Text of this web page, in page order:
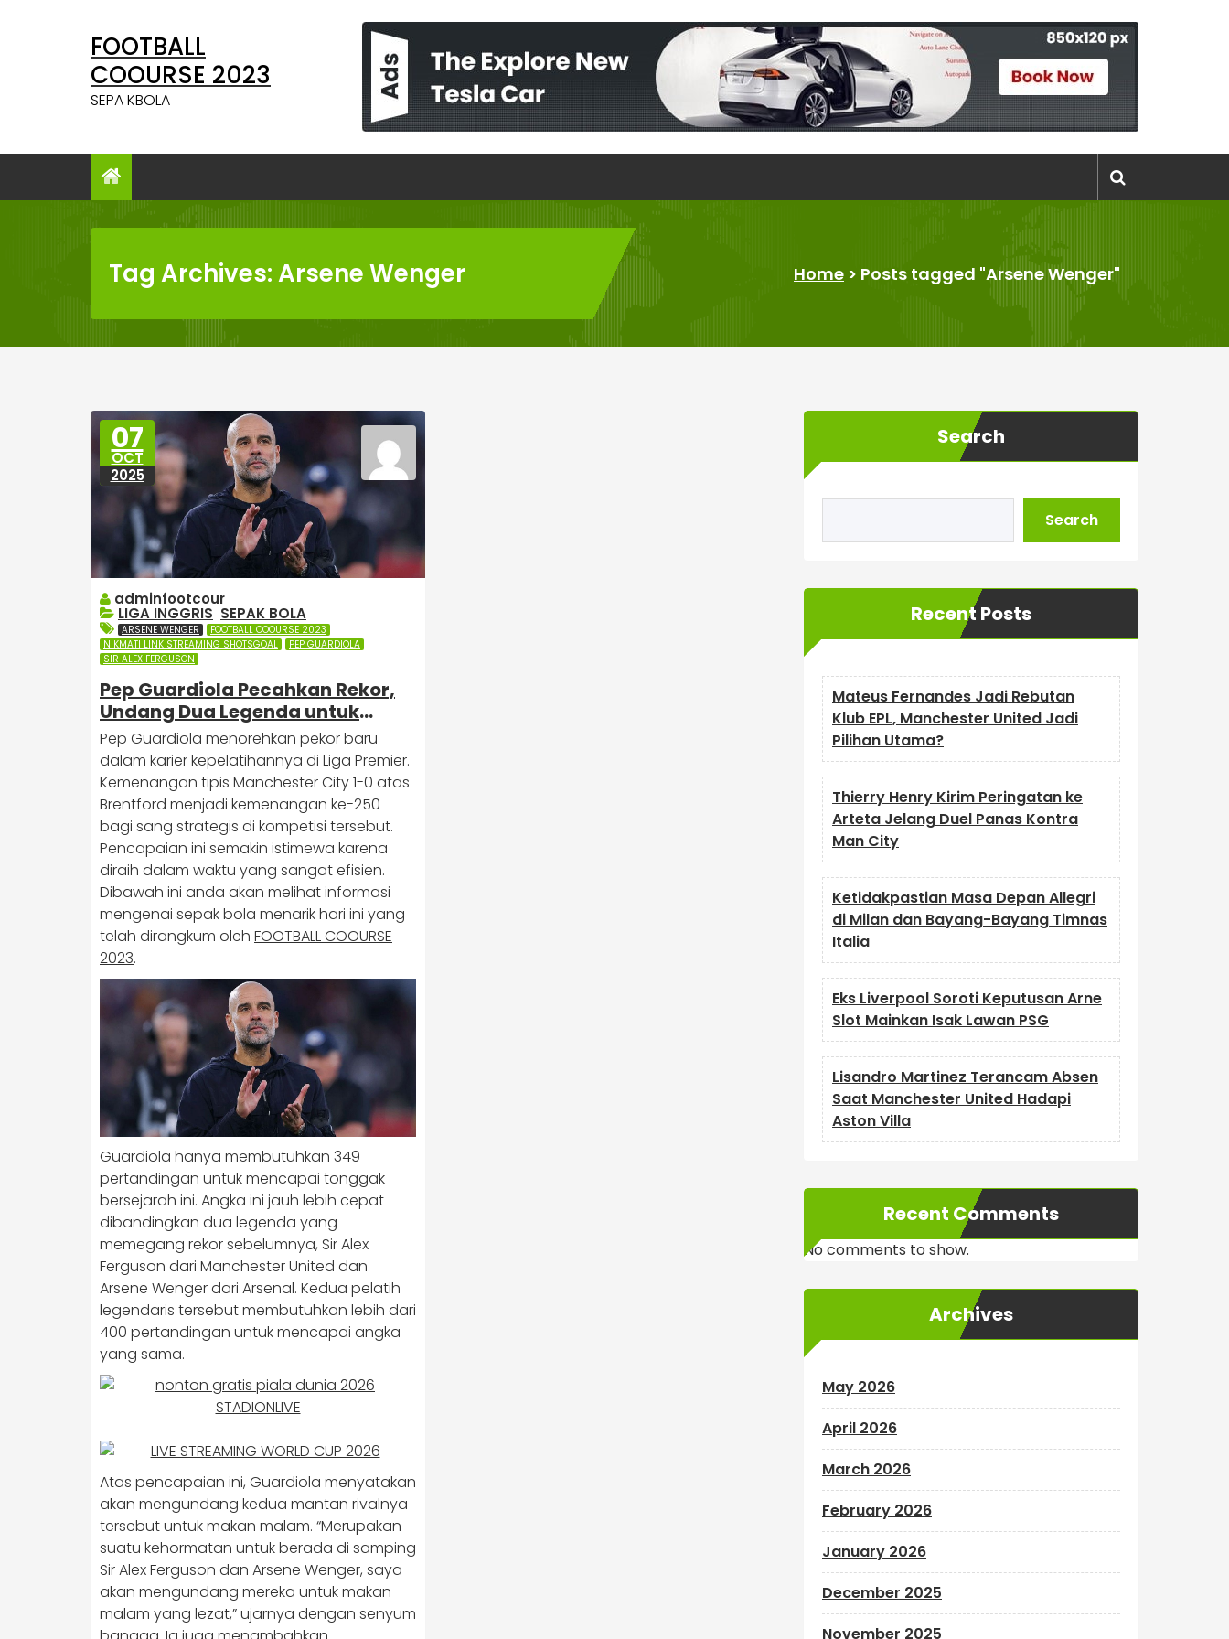
FOOTBALL
COOURSE 2023
SEPA KBOLA
Tag Archives: Arsene Wenger Home > Posts tagged "Arsene Wenger"
07
OCT
2025
adminfootcour
LIGA INGGRIS SEPAK BOLA
ARSENE WENGER
FOOTBALL COOURSE 2023
NIKMATI LINK STREAMING SHOTSGOAL
PEP GUARDIOLA
SIR ALEX FERGUSON
Pep Guardiola Pecahkan Rekor,
Undang Dua Legenda untuk
Makan Malam
Pep Guardiola menorehkan pekor baru
dalam karier kepelatihannya di Liga Premier.
Kemenangan tipis Manchester City 1-0 atas
Brentford menjadi kemenangan ke-250
bagi sang strategis di kompetisi tersebut.
Pencapaian ini semakin istimewa karena
diraih dalam waktu yang sangat efisien.
Dibawah ini anda akan melihat informasi
mengenai sepak bola menarik hari ini yang
telah dirangkum oleh FOOTBALL COOURSE
2023.
Guardiola hanya membutuhkan 349
pertandingan untuk mencapai tonggak
bersejarah ini. Angka ini jauh lebih cepat
dibandingkan dua legenda yang
memegang rekor sebelumnya, Sir Alex
Ferguson dari Manchester United dan
Arsene Wenger dari Arsenal. Kedua pelatih
legendaris tersebut membutuhkan lebih dari
400 pertandingan untuk mencapai angka
yang sama.
Atas pencapaian ini, Guardiola menyatakan
akan mengundang kedua mantan rivalnya
tersebut untuk makan malam. “Merupakan
suatu kehormatan untuk berada di samping
Sir Alex Ferguson dan Arsene Wenger, saya
akan mengundang mereka untuk makan
malam yang lezat,” ujarnya dengan senyum
Search
Search
Recent Posts
Mateus Fernandes Jadi Rebutan
Klub EPL, Manchester United Jadi
Pilihan Utama?
Thierry Henry Kirim Peringatan ke
Arteta Jelang Duel Panas Kontra
Man City
Ketidakpastian Masa Depan Allegri
di Milan dan Bayang-Bayang Timnas
Italia
Eks Liverpool Soroti Keputusan Arne
Slot Mainkan Isak Lawan PSG
Lisandro Martinez Terancam Absen
Saat Manchester United Hadapi
Aston Villa
Recent Comments
No comments to show.
Archives
May 2026
April 2026
March 2026
February 2026
January 2026
December 2025
November 2025